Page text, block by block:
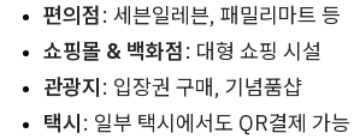
편의점: 세븐일레븐, 패밀리마트 등
쇼핑몰 & 백화점: 대형 쇼핑 시설
관광지: 입장권 구매, 기념품샵
택시: 일부 택시에서도 QR결제 가능